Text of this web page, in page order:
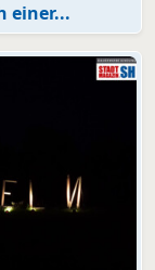
einer...